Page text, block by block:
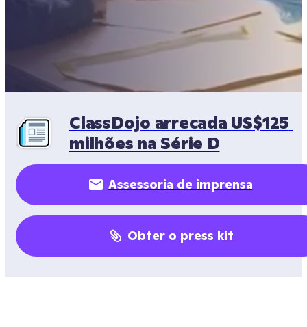
ClassDojo arrecada US$125
milhões na Série D
Assessoria de imprensa
Obter o press kit